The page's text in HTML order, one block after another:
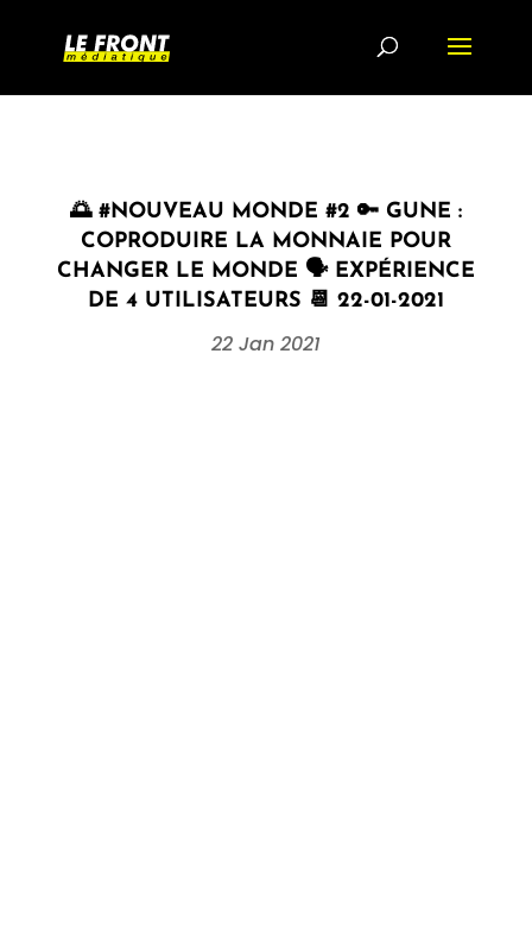
🌅 #NOUVEAU MONDE #2 🔑 GUNE :
COPRODUIRE LA MONNAIE POUR
CHANGER LE MONDE 🗣 EXPÉRIENCE
DE 4 UTILISATEURS 📆 22-01-2021
22 Jan 2021